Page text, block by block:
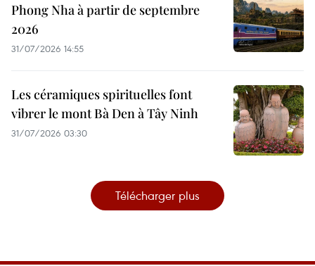
Phong Nha à partir de septembre
2026
31/07/2026 14:55
Les céramiques spirituelles font
vibrer le mont Bà Den à Tây Ninh
31/07/2026 03:30
Télécharger plus